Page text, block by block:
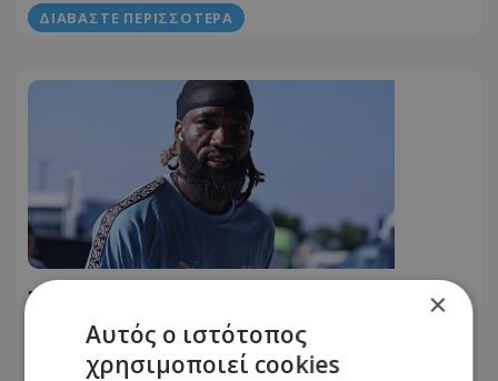
ΔΙΑΒΆΣΤΕ ΠΕΡΙΣΣΌΤΕΡΑ
Στο αεροπλάνο για Αυστρία ο... νέος
της Πάφου - Γιατί έμεινε εκτός ο
Κορέια!
05.08.2026 - 11:43
×
Αυτός ο ιστότοπος
χρησιμοποιεί cookies